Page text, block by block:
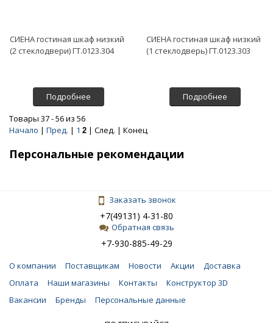
СИЕНА гостиная шкаф низкий
(2 стеклодвери) ГТ.0123.304
Подробнее
СИЕНА гостиная шкаф низкий
(1 стеклодверь) ГТ.0123.303
Подробнее
Товары 37 - 56 из 56
Начало | Пред. | 1 2 | След. | Конец
Персональные рекомендации
Заказать звонок
+7(49131) 4-31-80
Обратная связь
+7-930-885-49-29
О компании Поставщикам Новости Акции
Доставка
Оплата
Наши магазины Контакты
Конструктор 3D
Вакансии
Бренды Персональные данные